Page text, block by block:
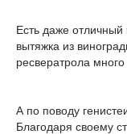
Есть даже отличный
вытяжка из
ресвератрола много
А по поводу
Благодаря своему